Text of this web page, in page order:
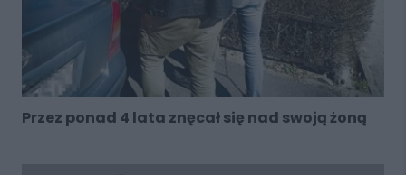
Przez ponad 4 lata znęcał się nad swoją żoną